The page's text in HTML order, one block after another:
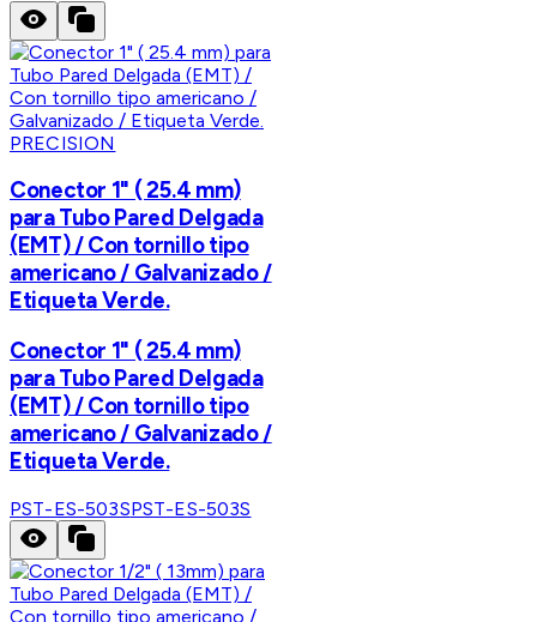
PRECISION
Conector 1" ( 25.4 mm)
para Tubo Pared Delgada
(EMT) / Con tornillo tipo
americano / Galvanizado /
Etiqueta Verde.
Conector 1" ( 25.4 mm)
para Tubo Pared Delgada
(EMT) / Con tornillo tipo
americano / Galvanizado /
Etiqueta Verde.
PST-ES-503SPST-ES-503S